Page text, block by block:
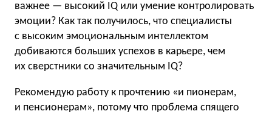
важнее — высокий IQ или умение контролировать
эмоции? Как так получилось, что специалисты
с высоким эмоциональным интеллектом
добиваются больших успехов в карьере, чем
их сверстники со значительным IQ?
Рекомендую работу к прочтению «и пионерам,
и пенсионерам», потому что проблема спящего